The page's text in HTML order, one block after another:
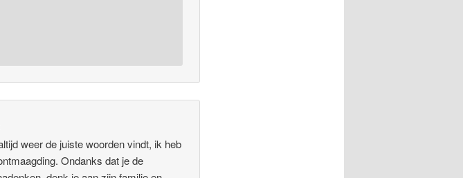
weer de juiste woorden vindt, ik heb
Ondanks dat je de